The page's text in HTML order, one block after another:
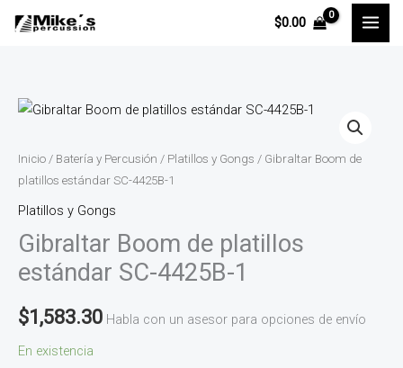
$0.00
Inicio / Batería y Percusión / Platillos y Gongs / Gibraltar Boom de
platillos estándar SC-4425B-1
Platillos y Gongs
Gibraltar Boom de platillos
estándar SC-4425B-1
$1,583.30 Habla con un asesor para opciones de envío
En existencia
Gibraltar
de
platillos
estándar
SC-
4425B-
1
cantidad